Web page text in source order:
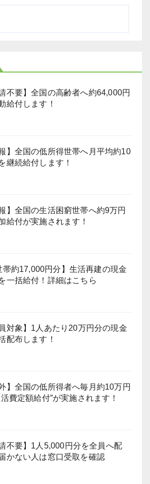
請不要】全国の高齢者へ約64,000円
給付します！
報】全国の低所得世帯へ月平均約10
継続給付します！
報】全国の生活困窮世帯へ約9万円
給付が実施されます！
帯約17,000円分】生活再建の現金
一括給付！詳細はこちら
員対象】1人あたり20万円分の現金
配布します！
外】全国の低所得者へ毎月約10万円
費定額給付”が実施されます！
請不要】1人5,000円分を全員へ配
かない人は窓口受取を確認